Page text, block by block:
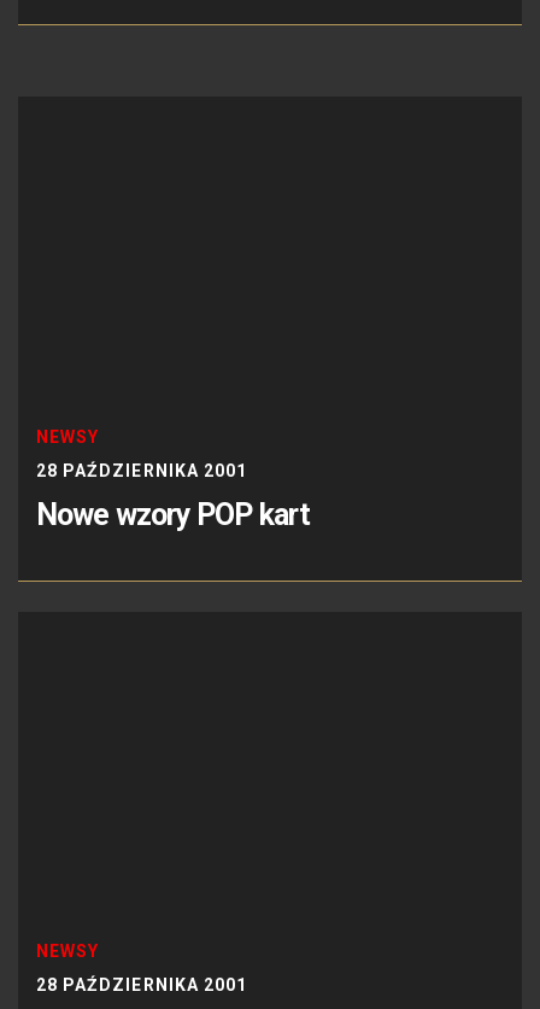
NEWSY
28 PAŹDZIERNIKA 2001
Nowe wzory POP kart
NEWSY
28 PAŹDZIERNIKA 2001